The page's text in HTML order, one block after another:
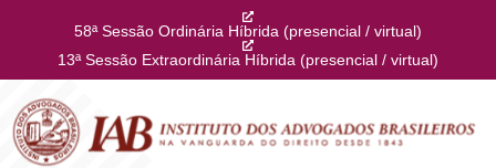
58ª Sessão Ordinária Híbrida (presencial / virtual)
13ª Sessão Extraordinária Híbrida (presencial / virtual)